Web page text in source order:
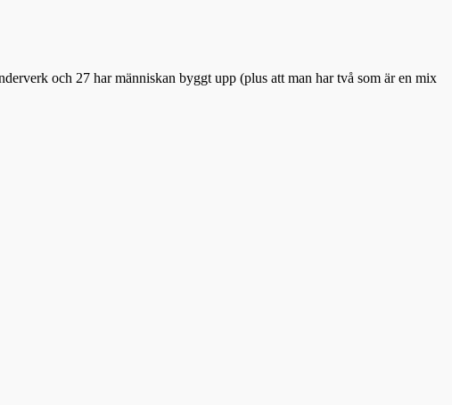
och 27 har människan byggt upp (plus att man har två som är en mix